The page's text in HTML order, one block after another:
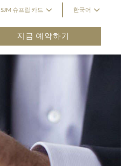
SJM 슈프림 카드 한국어
지금 예약하기